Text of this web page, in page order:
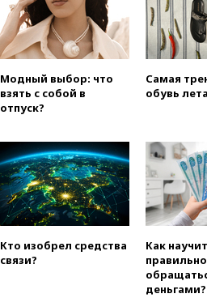
Модный выбор: что
взять с собой в
отпуск?
Самая
обувь
Кто изобрел средства
связи?
Как
правильно
деньгами?